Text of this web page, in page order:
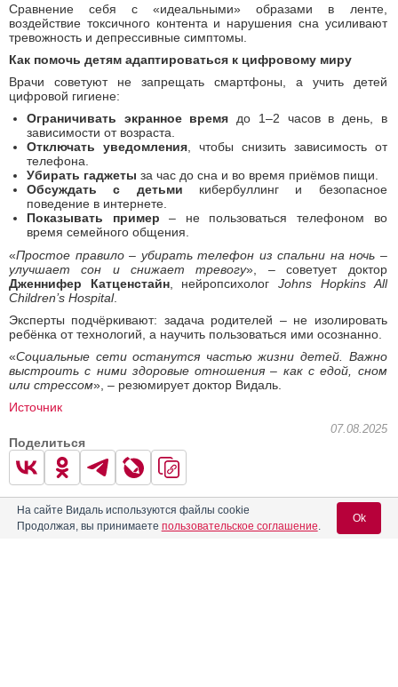
Сравнение себя с «идеальными» образами в ленте,
воздействие токсичного контента и нарушения сна усиливают
тревожность и депрессивные симптомы.
Как помочь детям адаптироваться к цифровому миру
Врачи советуют не запрещать смартфоны, а учить детей
цифровой гигиене:
Ограничивать экранное время до 1–2 часов в день, в
зависимости от возраста.
Отключать уведомления, чтобы снизить зависимость от
телефона.
Убирать гаджеты за час до сна и во время приёмов пищи.
Обсуждать с детьми кибербуллинг и безопасное
поведение в интернете.
Показывать пример – не пользоваться телефоном во
время семейного общения.
«Простое правило – убирать телефон из спальни на ночь –
улучшает сон и снижает тревогу», – советует доктор
Дженнифер Катценстайн, нейропсихологJohns Hopkins All
Children’s Hospital.
Эксперты подчёркивают: задача родителей – не изолировать
ребёнка от технологий, а научить пользоваться ими осознанно.
«Социальные сети останутся частью жизни детей. Важно
выстроить с ними здоровые отношения – как с едой, сном
или стрессом», – резюмирует доктор Видаль.
Источник
07.08.2025
Поделиться
0 1
На сайте Видаль используются файлы cookie
Продолжая, вы принимаете пользовательское соглашение.
Ok